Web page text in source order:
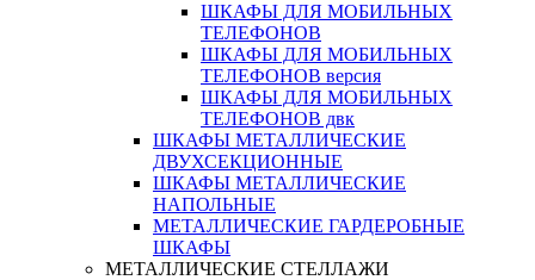
ШКАФЫ ДЛЯ МОБИЛЬНЫХ
ТЕЛЕФОНОВ
ШКАФЫ ДЛЯ МОБИЛЬНЫХ
ТЕЛЕФОНОВ версия
ШКАФЫ ДЛЯ МОБИЛЬНЫХ
ТЕЛЕФОНОВ двк
ШКАФЫ МЕТАЛЛИЧЕСКИЕ
ДВУХСЕКЦИОННЫЕ
ШКАФЫ МЕТАЛЛИЧЕСКИЕ
НАПОЛЬНЫЕ
МЕТАЛЛИЧЕСКИЕ ГАРДЕРОБНЫЕ
ШКАФЫ
МЕТАЛЛИЧЕСКИЕ СТЕЛЛАЖИ